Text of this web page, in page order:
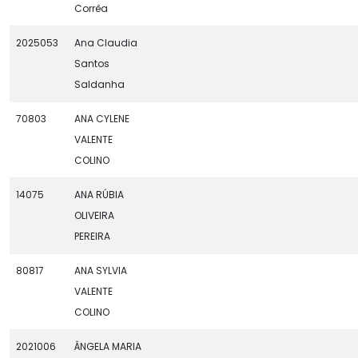
Corrêa
2025053
Ana Claudia
Santos
Saldanha
70803
ANA CYLENE
VALENTE
COLINO
14075
ANA RÚBIA
OLIVEIRA
PEREIRA
80817
ANA SYLVIA
VALENTE
COLINO
2021006
ÂNGELA MARIA